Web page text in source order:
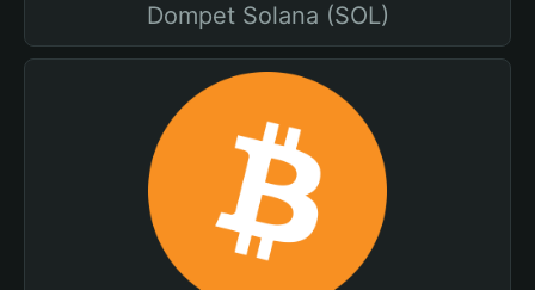
Dompet Solana (SOL)